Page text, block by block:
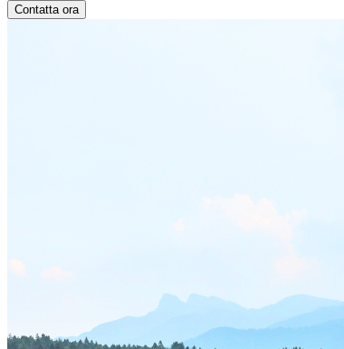
Contatta ora